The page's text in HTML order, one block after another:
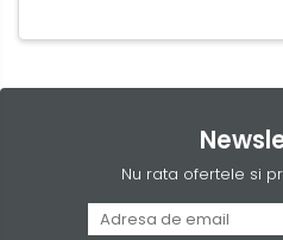
Nu rata ofertele si